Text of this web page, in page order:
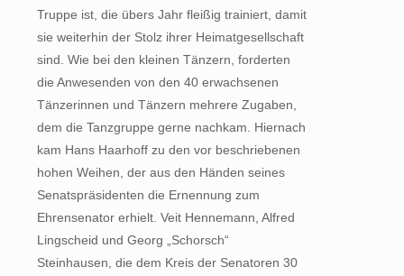
Truppe ist, die übers Jahr fleißig trainiert, damit
sie weiterhin der Stolz ihrer Heimatgesellschaft
sind. Wie bei den kleinen Tänzern, forderten
die Anwesenden von den 40 erwachsenen
Tänzerinnen und Tänzern mehrere Zugaben,
dem die Tanzgruppe gerne nachkam. Hiernach
kam Hans Haarhoff zu den vor beschriebenen
hohen Weihen, der aus den Händen seines
Senatspräsidenten die Ernennung zum
Ehrensenator erhielt. Veit Hennemann, Alfred
Lingscheid und Georg „Schorsch“
Steinhausen, die dem Kreis der Senatoren 30